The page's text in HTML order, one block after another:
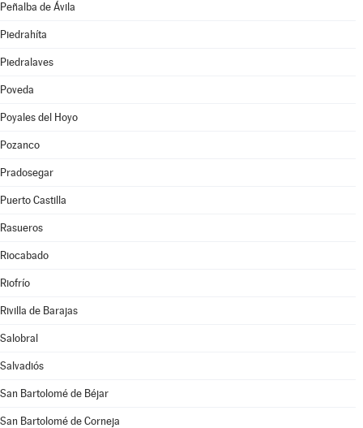
Peñalba de Ávila
Piedrahíta
Piedralaves
Poveda
Poyales del Hoyo
Pozanco
Pradosegar
Puerto Castilla
Rasueros
Riocabado
Riofrío
Rivilla de Barajas
Salobral
Salvadiós
San Bartolomé de Béjar
San Bartolomé de Corneja